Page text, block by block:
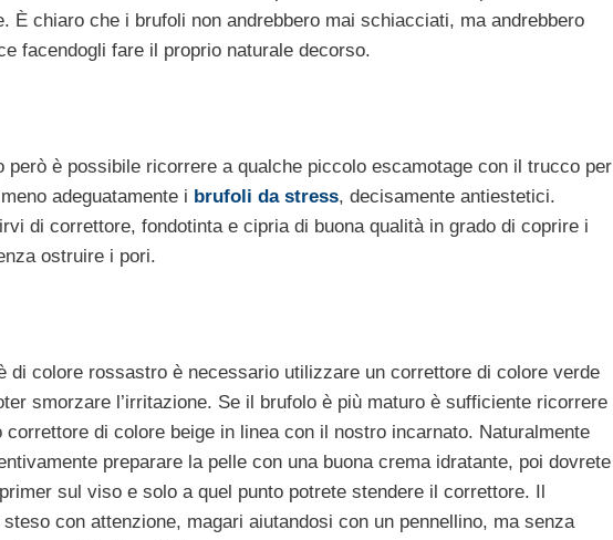
È chiaro che i brufoli non andrebbero mai schiacciati, ma andrebbero
facendogli fare il proprio naturale decorso.
però è possibile ricorrere a qualche piccolo escamotage con il trucco per
adeguatamente i brufoli da stress, decisamente antiestetici.
di correttore, fondotinta e cipria di buona qualità in grado di coprire i
ostruire i pori.
di colore rossastro è necessario utilizzare un correttore di colore verde
smorzare l’irritazione. Se il brufolo è più maturo è sufficiente ricorrere
correttore di colore beige in linea con il nostro incarnato. Naturalmente
preparare la pelle con una buona crema idratante, poi dovrete
sul viso e solo a quel punto potrete stendere il correttore. Il
con attenzione, magari aiutandosi con un pennellino, ma senza